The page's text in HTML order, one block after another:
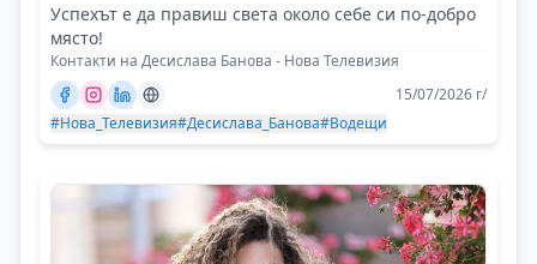
Успехът е да правиш света около себе си по-добро
място!
Контакти на Десислава Банова - Нова Телевизия
15/07/2026 г/
#Нова_Телевизия#Десислава_Банова#Водещи